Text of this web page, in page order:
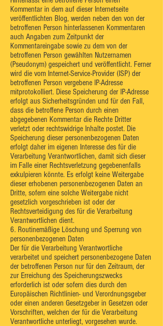
Kommentar in dem auf dieser Internetseite
veröffentlichten Blog, werden neben den von der
betroffenen Person hinterlassenen Kommentaren
auch Angaben zum Zeitpunkt der
Kommentareingabe sowie zu dem von der
betroffenen Person gewählten Nutzernamen
(Pseudonym) gespeichert und veröffentlicht. Ferner
wird die vom Internet-Service-Provider (ISP) der
betroffenen Person vergebene IP-Adresse
mitprotokolliert. Diese Speicherung der IP-Adresse
erfolgt aus Sicherheitsgründen und für den Fall,
dass die betroffene Person durch einen
abgegebenen Kommentar die Rechte Dritter
verletzt oder rechtswidrige Inhalte postet. Die
Speicherung dieser personenbezogenen Daten
erfolgt daher im eigenen Interesse des für die
Verarbeitung Verantwortlichen, damit sich dieser
im Falle einer Rechtsverletzung gegebenenfalls
exkulpieren könnte. Es erfolgt keine Weitergabe
dieser erhobenen personenbezogenen Daten an
Dritte, sofern eine solche Weitergabe nicht
gesetzlich vorgeschrieben ist oder der
Rechtsverteidigung des für die Verarbeitung
Verantwortlichen dient.
6. Routinemäßige Löschung und Sperrung von
personenbezogenen Daten
Der für die Verarbeitung Verantwortliche
verarbeitet und speichert personenbezogene Daten
der betroffenen Person nur für den Zeitraum, der
zur Erreichung des Speicherungszwecks
erforderlich ist oder sofern dies durch den
Europäischen Richtlinien- und Verordnungsgeber
oder einen anderen Gesetzgeber in Gesetzen oder
Vorschriften, welchen der für die Verarbeitung
Verantwortliche unterliegt, vorgesehen wurde.